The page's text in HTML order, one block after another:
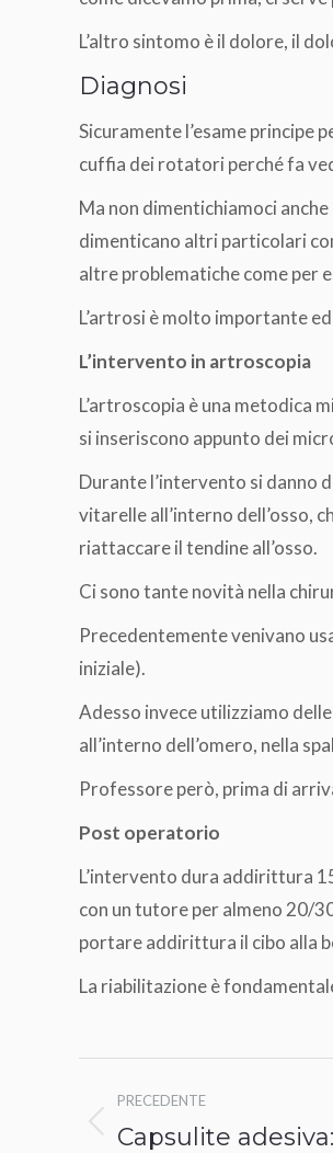
L’altro sintomo è il dolore, il
Diagnosi
Sicuramente l’esame principe
cuffia dei rotatori perché fa
Ma non dimentichiamoci
dimenticano altri particolari
altre problematiche come per
L’artrosi è molto importante
L’intervento in artroscopia
L’artroscopia è una metodica
si inseriscono appunto dei
Durante l’intervento si danno
vitarelle all’interno dell’osso,
riattaccare il tendine all’osso.
Ci sono tante novità nella
Precedentemente venivano
iniziale).
Adesso invece utilizziamo
all’interno dell’omero, nella
Professore però, prima di
Post operatorio
L’intervento dura addirittura
con un tutore per almeno 20/
portare addirittura il cibo alla
La riabilitazione è
tra
PRECEDENTE
Post
Capsulite